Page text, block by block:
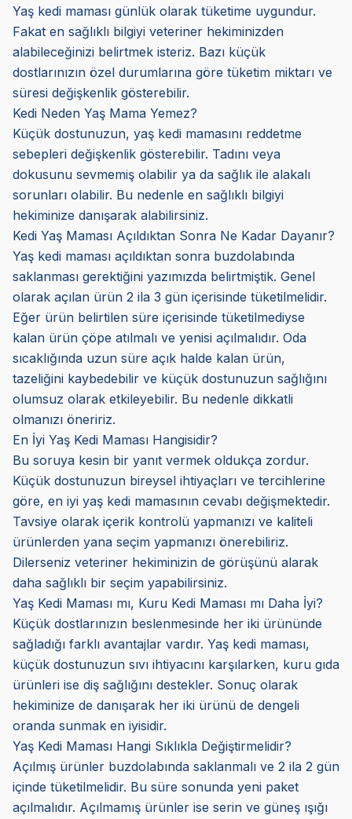
Yaş kedi maması günlük olarak tüketime uygundur.
Fakat en sağlıklı bilgiyi veteriner hekiminizden
alabileceğinizi belirtmek isteriz. Bazı küçük
dostlarınızın özel durumlarına göre tüketim miktarı ve
süresi değişkenlik gösterebilir.
Kedi Neden Yaş Mama Yemez?
Küçük dostunuzun, yaş kedi mamasını reddetme
sebepleri değişkenlik gösterebilir. Tadını veya
dokusunu sevmemiş olabilir ya da sağlık ile alakalı
sorunları olabilir. Bu nedenle en sağlıklı bilgiyi
hekiminize danışarak alabilirsiniz.
Kedi Yaş Maması Açıldıktan Sonra Ne Kadar Dayanır?
Yaş kedi maması açıldıktan sonra buzdolabında
saklanması gerektiğini yazımızda belirtmiştik. Genel
olarak açılan ürün 2 ila 3 gün içerisinde tüketilmelidir.
Eğer ürün belirtilen süre içerisinde tüketilmediyse
kalan ürün çöpe atılmalı ve yenisi açılmalıdır. Oda
sıcaklığında uzun süre açık halde kalan ürün,
tazeliğini kaybedebilir ve küçük dostunuzun sağlığını
olumsuz olarak etkileyebilir. Bu nedenle dikkatli
olmanızı öneririz.
En İyi Yaş Kedi Maması Hangisidir?
Bu soruya kesin bir yanıt vermek oldukça zordur.
Küçük dostunuzun bireysel ihtiyaçları ve tercihlerine
göre, en iyi yaş kedi mamasının cevabı değişmektedir.
Tavsiye olarak içerik kontrolü yapmanızı ve kaliteli
ürünlerden yana seçim yapmanızı önerebiliriz.
Dilerseniz veteriner hekiminizin de görüşünü alarak
daha sağlıklı bir seçim yapabilirsiniz.
Yaş Kedi Maması mı, Kuru Kedi Maması mı Daha İyi?
Küçük dostlarınızın beslenmesinde her iki ürününde
sağladığı farklı avantajlar vardır. Yaş kedi maması,
küçük dostunuzun sıvı ihtiyacını karşılarken, kuru gıda
ürünleri ise diş sağlığını destekler. Sonuç olarak
hekiminize de danışarak her iki ürünü de dengeli
oranda sunmak en iyisidir.
Yaş Kedi Maması Hangi Sıklıkla Değiştirmelidir?
Açılmış ürünler buzdolabında saklanmalı ve 2 ila 2 gün
içinde tüketilmelidir. Bu süre sonunda yeni paket
açılmalıdır. Açılmamış ürünler ise serin ve güneş ışığı